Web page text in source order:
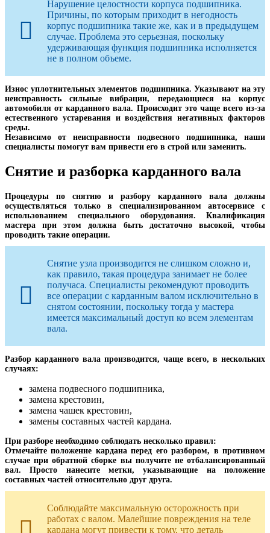
Нарушение целостности корпуса подшипника.
Причины, по которым приходит в негодность
корпус подшипника такие же, как и в предыдущем
случае. Проблема это серьезная, поскольку
удерживающая функция подшипника исполняется
не в полном объеме.
Износ уплотнительных элементов подшипника. Указывают на эту
неисправность сильные вибрации, передающиеся на корпус
автомобиля от карданного вала. Происходит это чаще всего из-за
естественного устаревания и воздействия негативных факторов
среды.
Независимо от неисправности подвесного подшипника, наши
специалисты помогут вам привести его в строй или заменить.
Снятие и разборка карданного вала
Процедуры по снятию и разбору карданного вала должны
осуществляться только в специализированном автосервисе с
использованием специального оборудования. Квалификация
мастера при этом должна быть достаточно высокой, чтобы
проводить такие операции.
Снятие узла производится не слишком сложно и,
как правило, такая процедура занимает не более
получаса. Специалисты рекомендуют проводить
все операции с карданным валом исключительно в
снятом состоянии, поскольку тогда у мастера
имеется максимальный доступ ко всем элементам
вала.
Разбор карданного вала производится, чаще всего, в нескольких
случаях:
замена подвесного подшипника,
замена крестовин,
замена чашек крестовин,
замены составных частей кардана.
При разборе необходимо соблюдать несколько правил:
Отмечайте положение кардана перед его разбором, в противном
случае при обратной сборке вы получите не отбалансированный
вал. Просто нанесите метки, указывающие на положение
составных частей относительно друг друга.
Соблюдайте максимальную осторожность при
работах с валом. Малейшие повреждения на теле
кардана могут привести к тому, что деталь